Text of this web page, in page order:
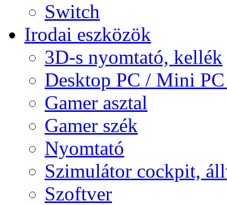
Switch
Irodai eszközök
3D-s nyomtató, kellék
Desktop PC / Mini
Gamer asztal
Gamer szék
Nyomtató
Szimulátor cockpit,
Szoftver